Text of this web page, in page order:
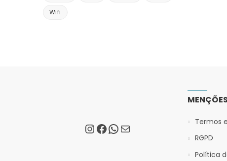
Wifi
Termos
RGPD
Política